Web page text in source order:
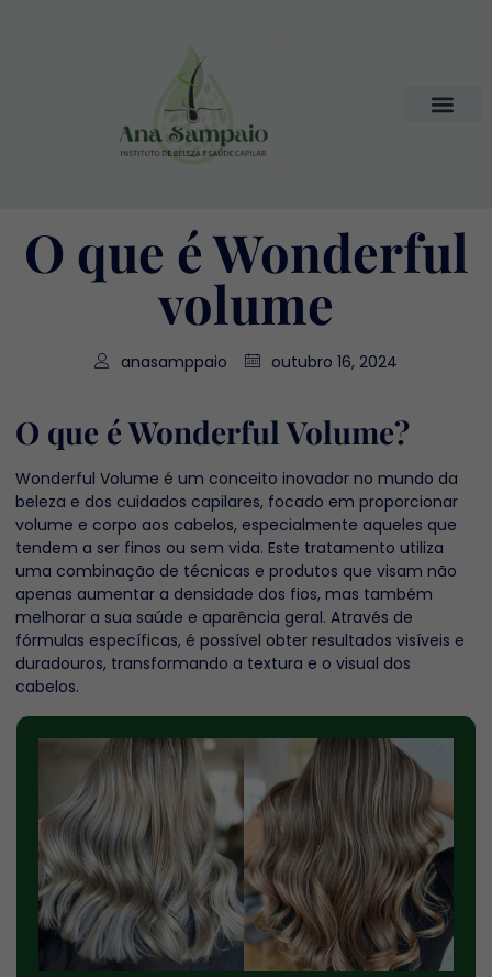
O que é Wonderful
volume
anasamppaio outubro 16, 2024
O que é Wonderful Volume?
Wonderful Volume é um conceito inovador no mundo da
beleza e dos cuidados capilares, focado em proporcionar
volume e corpo aos cabelos, especialmente aqueles que
tendem a ser finos ou sem vida. Este tratamento utiliza
uma combinação de técnicas e produtos que visam não
apenas aumentar a densidade dos fios, mas também
melhorar a sua saúde e aparência geral. Através de
fórmulas específicas, é possível obter resultados visíveis e
duradouros, transformando a textura e o visual dos
cabelos.